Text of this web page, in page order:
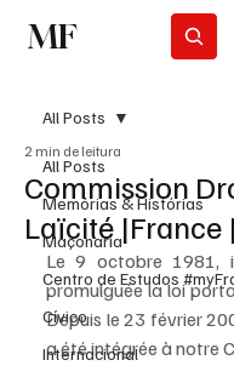
MF
All Posts
Memórias & Histórias
Maçonaria
Centro de Estudos
Cívico
Internacional
All Posts
Commission
Laïcité |France
2 min de leitura
Le 9 octobre
promulguée la loi
Depuis le 23 février
a été intégrée à notre